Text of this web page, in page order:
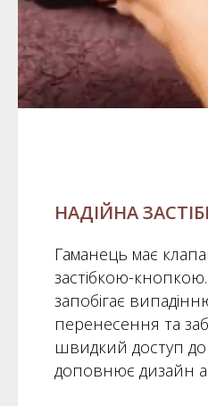
НАДІЙНА
Гаманець має
застібкою-
запобігає
перенесення та
швидкий доступ
доповнює дизайн